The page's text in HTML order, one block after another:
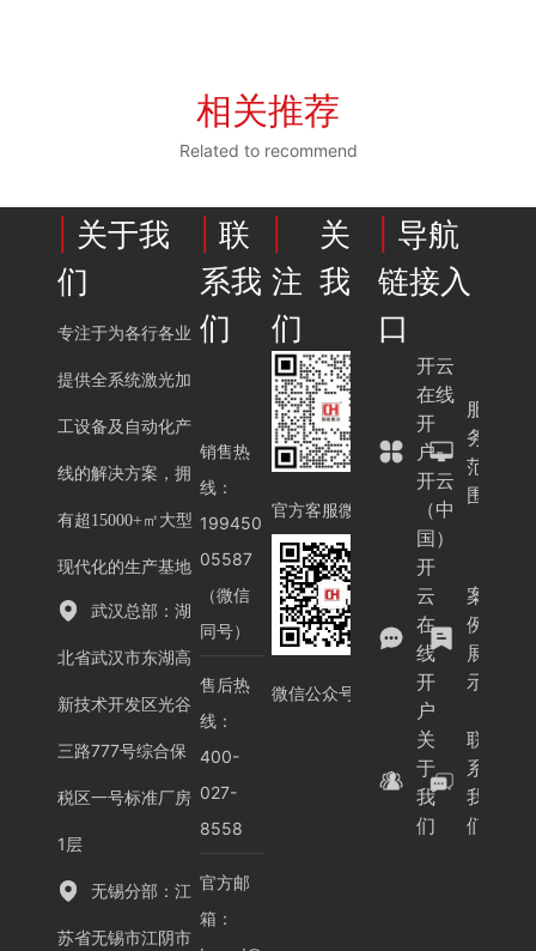
相关推荐
Related to recommend
关于我
们
专注于为各行各业
提供全系统激光加
工设备及自动化产
线的解决方案，拥
有超15000+㎡大型
现代化的生产基地
武汉总部：湖
北省武汉市东湖高
新技术开发区光谷
三路777号综合保
税区一号标准厂房
1层
无锡分部：江
苏省无锡市江阴市
联
系我
们
销售热
线：
199450
05587
（微信
同号）
售后热
线：
400-
027-
8558
官方邮
箱：
关
注我
们
官方客服微信
微信公众号
导航
链接入
口
开云
在线
开
户-
开云
（中
国）
服
务
范
围
开
云
在
线
开
户
案
例
展
示
关
于
我
们
联
系
我
们